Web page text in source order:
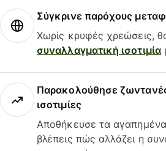
Σύγκρινε παρόχους
Χωρίς κρυφές χρεώσεις,
συναλλαγματική ισοτιμία
Παρακολούθησε
ισοτιμίες
Αποθήκευσε τα
βλέπεις πώς αλλάζει η